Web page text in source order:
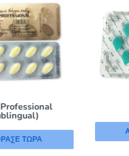
ΤΩΡΑ